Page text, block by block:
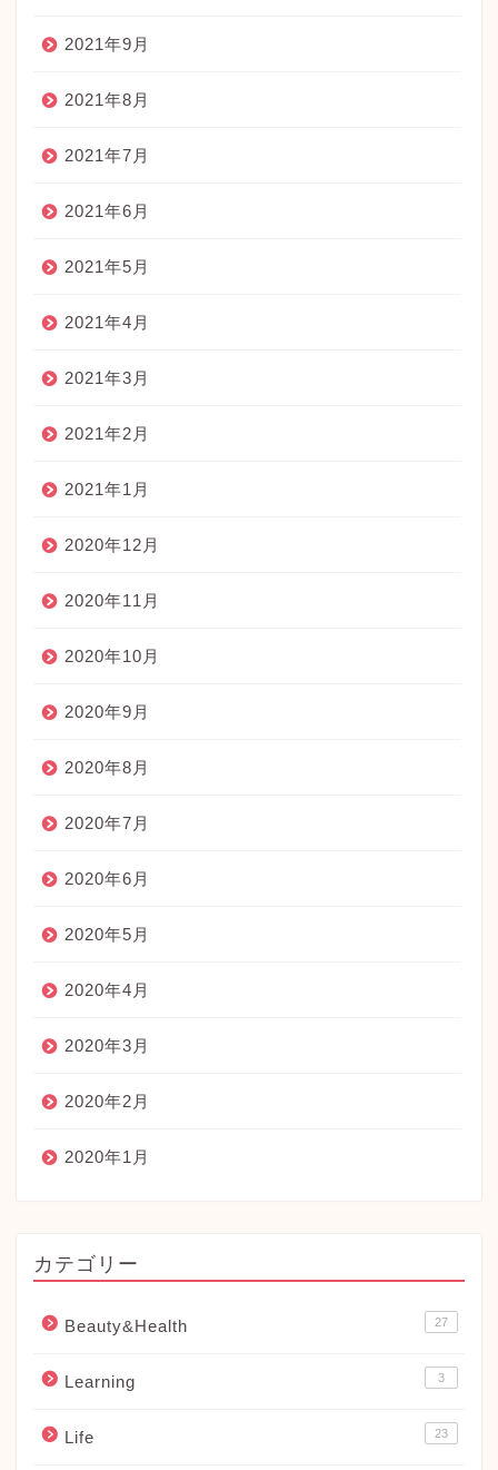
2021年9月
2021年8月
2021年7月
2021年6月
2021年5月
2021年4月
2021年3月
2021年2月
2021年1月
2020年12月
2020年11月
2020年10月
2020年9月
2020年8月
2020年7月
2020年6月
2020年5月
2020年4月
2020年3月
2020年2月
2020年1月
カテゴリー
Beauty&Health 27
Learning 3
Life 23